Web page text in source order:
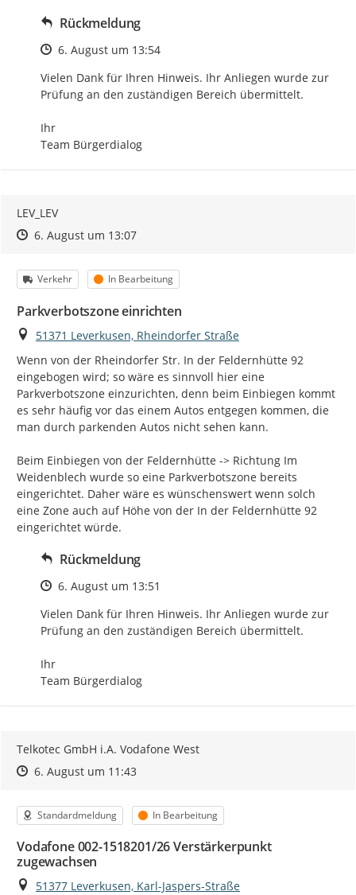
Rückmeldung
Zeitpunkt des Erstellens
6. August um 13:54
Vielen Dank für Ihren Hinweis. Ihr Anliegen wurde zur
Prüfung an den zuständigen Bereich übermittelt.
Ihr
Team Bürgerdialog
LEV_LEV
Zeitpunkt des Erstellens
Zeitpunkt des Erstellens
6. August um 13:07Zur Äußerung
Kategorie
Verkehr Status
In Bearbeitung
Parkverbotszone einrichten
Ort
51371 Leverkusen, Rheindorfer Straße
Wenn von der Rheindorfer Str. In der Feldernhütte 92
eingebogen wird; so wäre es sinnvoll hier eine
Parkverbotszone einzurichten, denn beim Einbiegen kommt
es sehr häufig vor das einem Autos entgegen kommen, die
man durch parkenden Autos nicht sehen kann.
Beim Einbiegen von der Feldernhütte -> Richtung Im
Weidenblech wurde so eine Parkverbotszone bereits
eingerichtet. Daher wäre es wünschenswert wenn solch
eine Zone auch auf Höhe von der In der Feldernhütte 92
eingerichtet würde.
Rückmeldung
Zeitpunkt des Erstellens
6. August um 13:51
Vielen Dank für Ihren Hinweis. Ihr Anliegen wurde zur
Prüfung an den zuständigen Bereich übermittelt.
Ihr
Team Bürgerdialog
Telkotec GmbH i.A. Vodafone West
Zeitpunkt des Erstellens
Zeitpunkt des Erstellens
6. August um 11:43Zur Äußerung
Kategorie
Standardmeldung Status
In Bearbeitung
Vodafone 002-1518201/26 Verstärkerpunkt
zugewachsen
Ort
51377 Leverkusen, Karl-Jaspers-Straße